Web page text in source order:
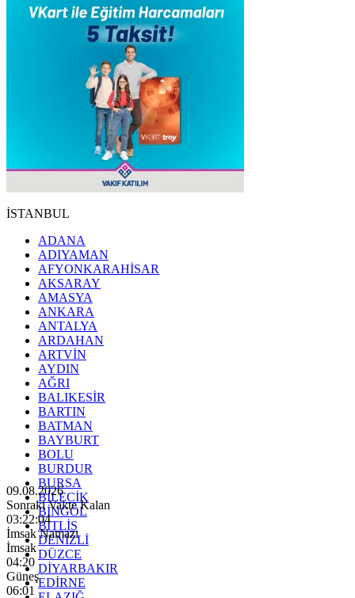
İSTANBUL
ADANA
ADIYAMAN
AFYONKARAHİSAR
AKSARAY
AMASYA
ANKARA
ANTALYA
ARDAHAN
ARTVİN
AYDIN
AĞRI
BALIKESİR
BARTIN
BATMAN
BAYBURT
BOLU
BURDUR
BURSA
BİLECİK
BİNGÖL
BİTLİS
DENİZLİ
DÜZCE
DİYARBAKIR
EDİRNE
09.08.2026
Sonraki Vakte Kalan
03:22:02
İmsak Namazı
İmsak
04:20
Güneş
06:01